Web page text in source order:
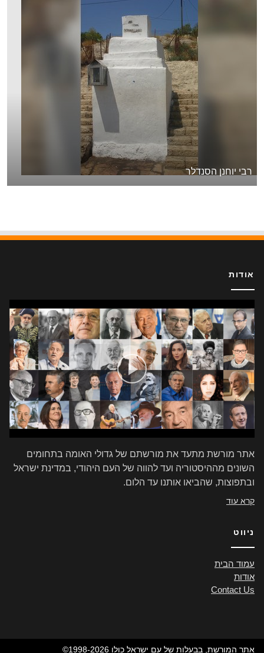
רבי יוחנן הסנדלר
אודות
אתר מורשת מתעד את מורשתם של גדולי האומה בתחומים
השונים מההיסטוריה ועד להווה של העם היהודי, במדינת ישראל
ובתפוצות, שהביאו אותנו עד הלום.
קרא עוד
ניווט
עמוד הבית
אודות
Contact Us
©1998-2026 אתר המורשת, בבעלות של עם ישראל כולו